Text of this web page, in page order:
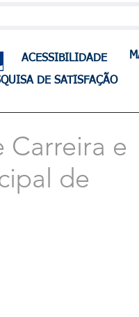
ACESSIBILIDADE
DE SATISFAÇÃO
Carreira e
de